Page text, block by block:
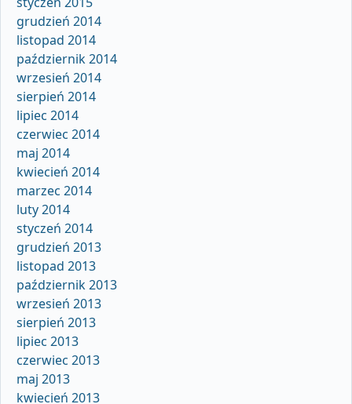
grudzień 2014
listopad 2014
październik 2014
wrzesień 2014
sierpień 2014
lipiec 2014
czerwiec 2014
maj 2014
kwiecień 2014
marzec 2014
luty 2014
styczeń 2014
grudzień 2013
listopad 2013
październik 2013
wrzesień 2013
sierpień 2013
lipiec 2013
czerwiec 2013
maj 2013
kwiecień 2013